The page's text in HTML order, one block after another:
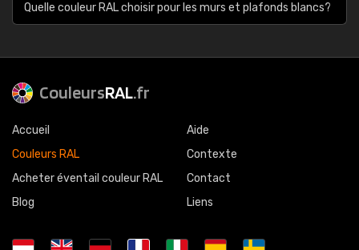
Quelle couleur RAL choisir pour les murs et plafonds blancs?
CouleursRAL.fr
Accueil
Couleurs RAL
Acheter éventail couleur RAL
Blog
Aide
Contexte
Contact
Liens